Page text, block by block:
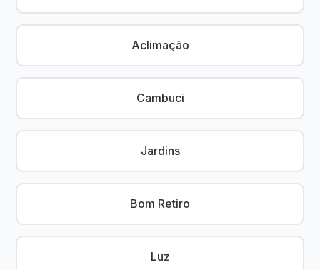
Aclimação
Cambuci
Jardins
Bom Retiro
Luz